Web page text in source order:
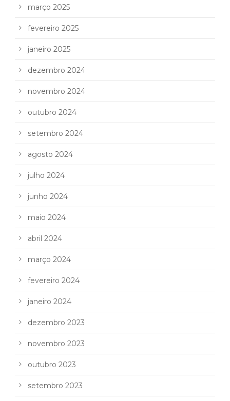
março 2025
fevereiro 2025
janeiro 2025
dezembro 2024
novembro 2024
outubro 2024
setembro 2024
agosto 2024
julho 2024
junho 2024
maio 2024
abril 2024
março 2024
fevereiro 2024
janeiro 2024
dezembro 2023
novembro 2023
outubro 2023
setembro 2023